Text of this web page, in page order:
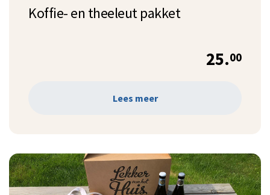
Koffie- en theeleut pakket
25.00
Lees meer